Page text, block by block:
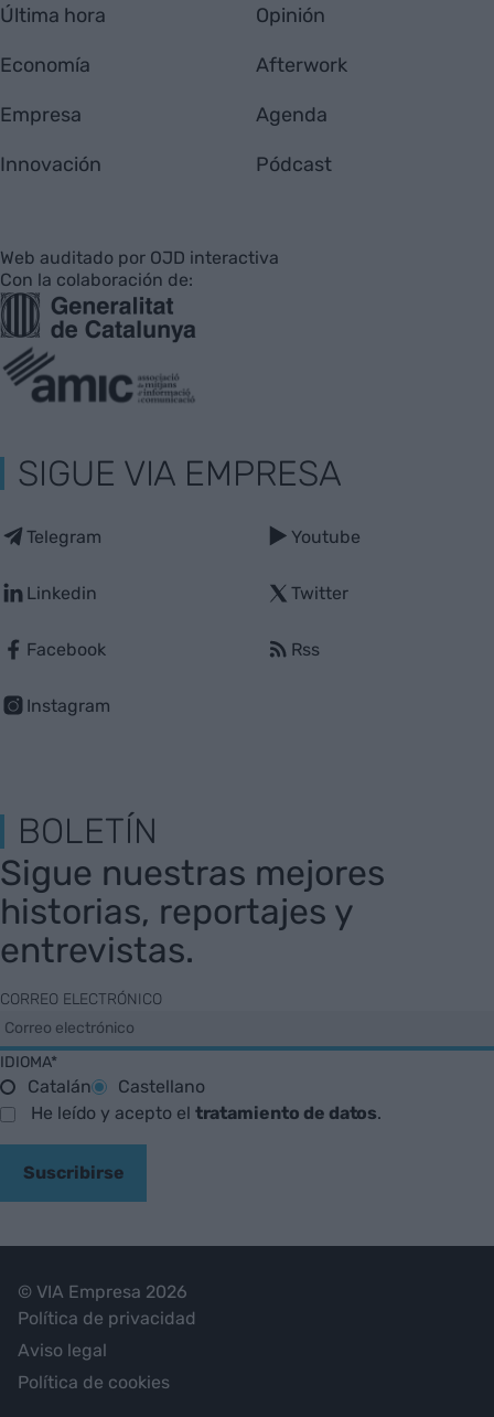
Última hora
Economía
Empresa
Innovación
Opinión
Afterwork
Agenda
Pódcast
Web auditado por OJD interactiva
Con la colaboración de:
SIGUE VIA EMPRESA
Telegram
Linkedin
Facebook
Instagram
Youtube
Twitter
Rss
BOLETÍN
Sigue nuestras mejores
historias, reportajes y
entrevistas.
CORREO ELECTRÓNICO
IDIOMA*
Catalán
Castellano
He leído y acepto el tratamiento de datos.
Suscribirse
© VIA Empresa 2026
Política de privacidad
Aviso legal
Política de cookies